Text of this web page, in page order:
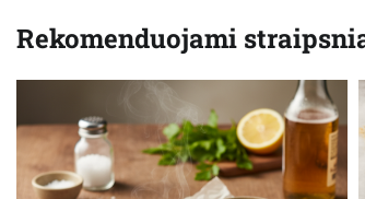
įrašų
Rekomenduojami